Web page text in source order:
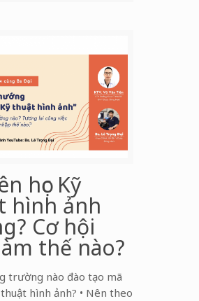
học Kỹ
hình ảnh
Cơ hội
thế nào?
trường nào đào tạo mã
hình ảnh? • Nên theo